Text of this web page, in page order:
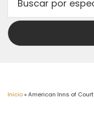
Inicio»American Inns of Court